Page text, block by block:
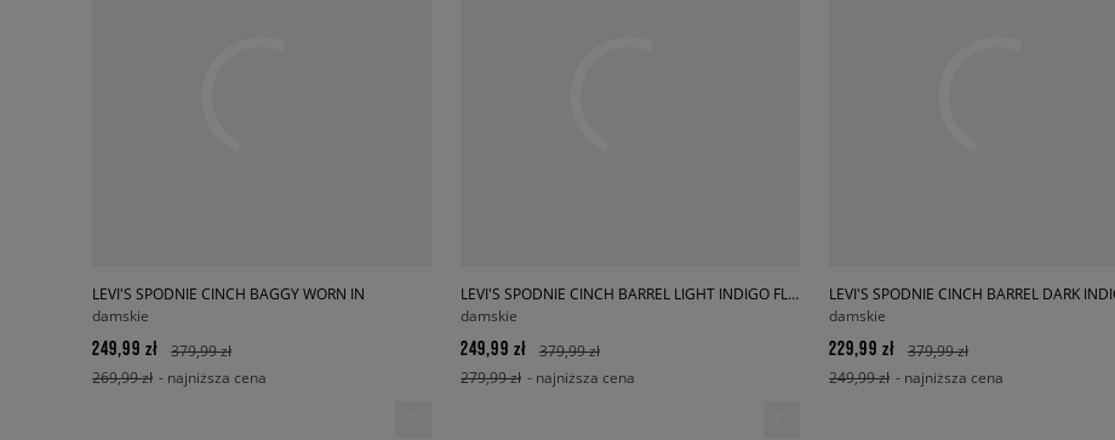
LEVI'S SPODNIE CINCH BAGGY WORN IN
damskie
249,99 zł
379,99 zł
269,99 zł - najniższa cena
LEVI'S SPODNIE CINCH BARREL LIGHT INDIGO FLAT FINISH
damskie
249,99 zł
379,99 zł
279,99 zł - najniższa cena
damskie
229,99 zł
379,99 zł
249,99 zł - najniższa cena